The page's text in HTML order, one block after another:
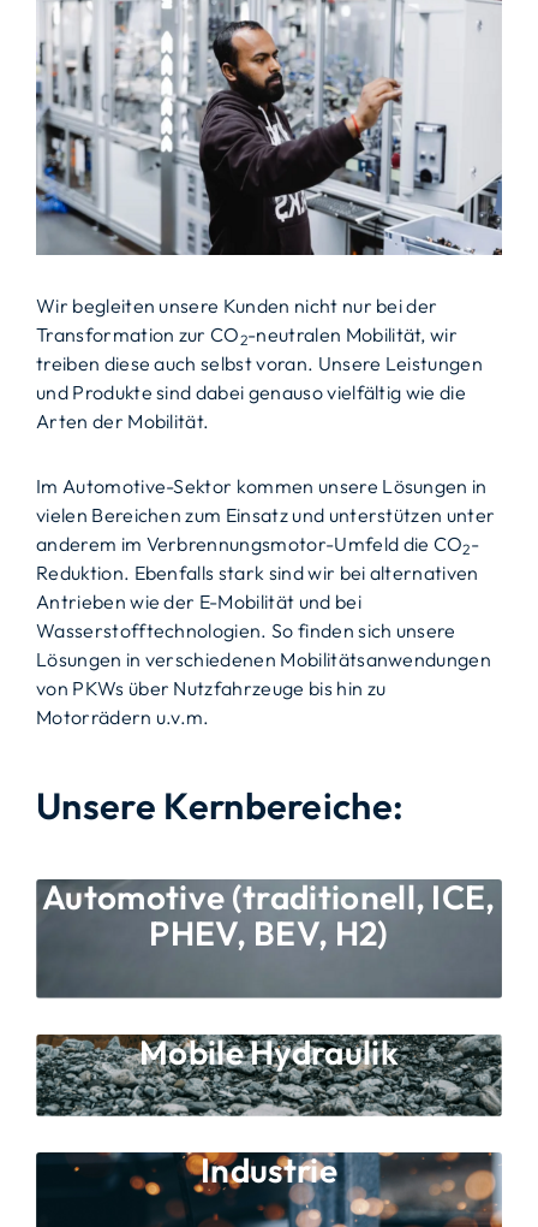
Wir begleiten unsere Kunden nicht nur bei der
Transformation zur CO2-neutralen Mobilität, wir
treiben diese auch selbst voran. Unsere Leistungen
und Produkte sind dabei genauso vielfältig wie die
Arten der Mobilität.
Im Automotive-Sektor kommen unsere Lösungen in
vielen Bereichen zum Einsatz und unterstützen unter
anderem im Verbrennungsmotor-Umfeld die CO2-
Reduktion. Ebenfalls stark sind wir bei alternativen
Antrieben wie der E-Mobilität und bei
Wasserstofftechnologien. So finden sich unsere
Lösungen in verschiedenen Mobilitätsanwendungen
von PKWs über Nutzfahrzeuge bis hin zu
Motorrädern u.v.m.
Unsere Kernbereiche:
Automotive (traditionell, ICE,
PHEV, BEV, H2)
Mobile Hydraulik
Industrie